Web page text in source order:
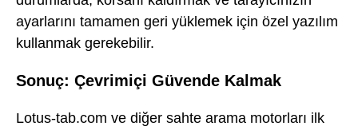
ayarlarını tamamen geri yüklemek için özel yazılım
kullanmak gerekebilir.
Sonuç: Çevrimiçi Güvende Kalmak
Lotus-tab.com ve diğer sahte arama motorları ilk